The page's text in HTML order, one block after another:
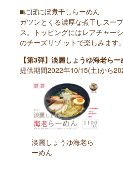
■にぼにぼ煮干しらーめん
ガツンとくる濃厚な煮干しスー
ス。トッピングにはレアチャー
のチーズリゾ ットで楽しみます。
【第3弾】淡麗しょうゆ海老らー
提供期間2022年10/15(土)から
淡麗しょうゆ海老ら
ーめん